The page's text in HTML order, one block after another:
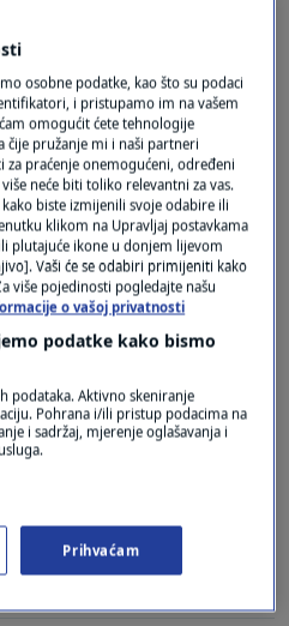
DRŽAVE"
Vjesnika: Sve se može
dana. Sam proces
dugo, čišćenje je nešto
PENTEK
"apsurde" u
zakonima
osobne podatke, kao što su podaci
i pristupamo im na vašem
omogućit ćete tehnologije
čije pružanje mi i naši partneri
praćenje onemogućeni, određeni
neće biti toliko relevantni za vas.
biste izmijenili svoje odabire ili
klikom na Upravljaj postavkama
plutajuće ikone u donjem lijevom
Vaši će se odabiri primijeniti kako
više pojedinosti pogledajte našu
o vašoj privatnosti
podatke kako bismo
podataka. Aktivno skeniranje
Pohrana i/ili pristup podacima na
i sadržaj, mjerenje oglašavanja i
Prihvaćam